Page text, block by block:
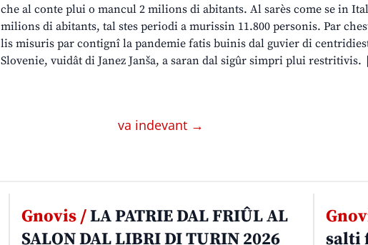
che al conte plui o mancul 2 milions di abitants. Al sarès come se in
milions di abitants, tal stes periodi a murissin 11.800 personis. Par
lis misuris par contignî la pandemie fatis buinis dal guvier di
Slovenie, vuidât di Janez Janša, a saran dal sigûr simpri plui restritivis.
va indevant →
Gnovis /LA PATRIE DAL FRIÛL AL
SALON DAL LIBRI DI TURIN 2026
salti